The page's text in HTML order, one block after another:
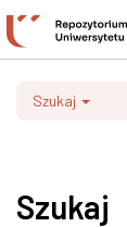
Szukaj
Szukaj